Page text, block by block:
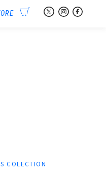
COLECTION